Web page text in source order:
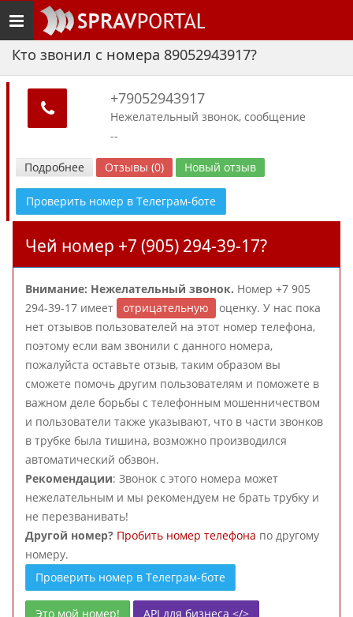
Toggle
navigation
Кто звонил с номера 89052943917?
+79052943917
Нежелательный звонок, сообщение
--
Подробнее Отзывы (0) Новый отзыв
Проверить номер в Телеграм-боте
Чей номер +7 (905) 294-39-17?
Внимание: Нежелательный звонок. Номер +7 905
294-39-17 имеет
отрицательную
оценку. У нас пока
нет отзывов пользователей на этот номер телефона,
поэтому если вам звонили с данного номера,
пожалуйста оставьте отзыв, таким образом вы
сможете помочь другим пользователям и поможете в
важном деле борьбы с телефонным мошенничеством
и пользователи также указывают, что в части звонков
в трубке была тишина, возможно производился
автоматический обзвон.
Рекомендации: Звонок с этого номера может
нежелательным и мы рекомендуем не брать трубку и
не перезванивать!
Другой номер? Пробить номер телефона по другому
номеру.
Проверить номер в Телеграм-боте
Это мой номер! API для бизнеса </>